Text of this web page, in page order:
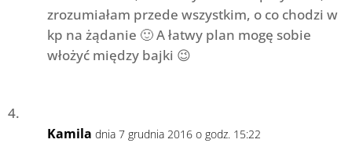
zrozumiałam przede wszystkim, o co chodzi w
kp na żądanie 🙂 A łatwy plan mogę sobie
włożyć między bajki 😉
Kamila dnia 7 grudnia 2016 o godz. 15:22